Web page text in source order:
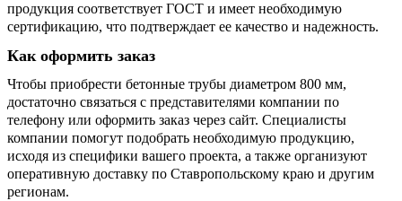
продукция соответствует ГОСТ и имеет необходимую
сертификацию, что подтверждает ее качество и надежность.
Как оформить заказ
Чтобы приобрести бетонные трубы диаметром 800 мм,
достаточно связаться с представителями компании по
телефону или оформить заказ через сайт. Специалисты
компании помогут подобрать необходимую продукцию,
исходя из специфики вашего проекта, а также организуют
оперативную доставку по Ставропольскому краю и другим
регионам.